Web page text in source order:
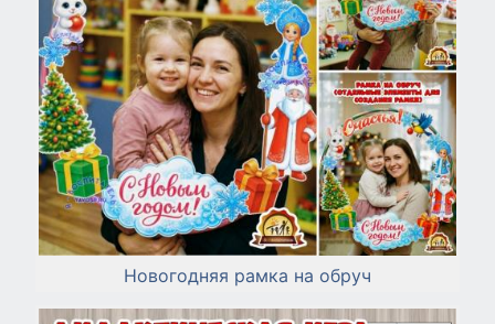
Новогодняя рамка на обруч